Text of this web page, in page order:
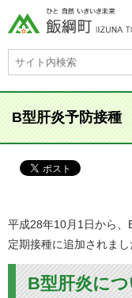
B型肝炎予防接種
平成28年10月1日から、
定期接種に追加されまし
B型肝炎に